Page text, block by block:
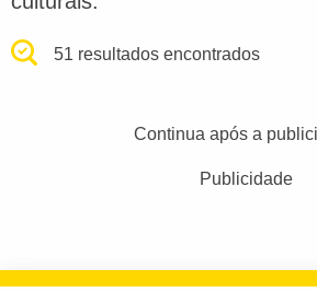
51 resultados encontrados
Continua após a
Publicidade